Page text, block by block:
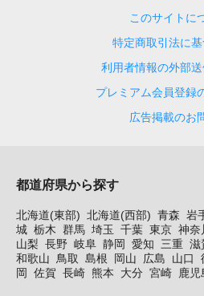
このサイトに
特定商取引法に
利用者情報の外部
プレミアム会員登録
広告掲載のお
都道府県から探す
北海道(東部) 北海道(西部) 青森 岩
城 栃木 群馬 埼玉 千葉 東京 神奈
山梨 長野 岐阜 静岡 愛知 三重 滋
和歌山
鳥取 島根 岡山 広島 山口
岡 佐賀 長崎 熊本 大分 宮崎 鹿児